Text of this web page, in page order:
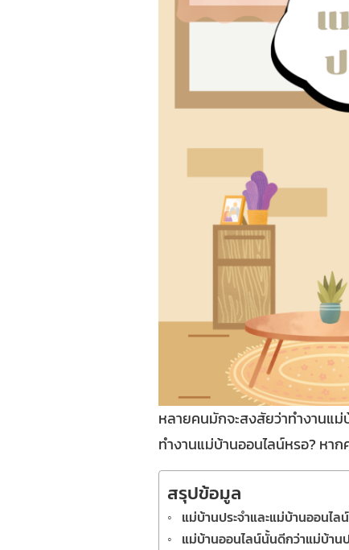
หลายคนมักจะสงสัยว่าทำงานแม่
ทำงานแม่บ้านออนไลน์หรอ? หา
สรุปข้อมูล
แม่บ้านประจำและแม่บ้านออนไ
แม่บ้านออนไลน์นั้นดีกว่าแม่บ้านป